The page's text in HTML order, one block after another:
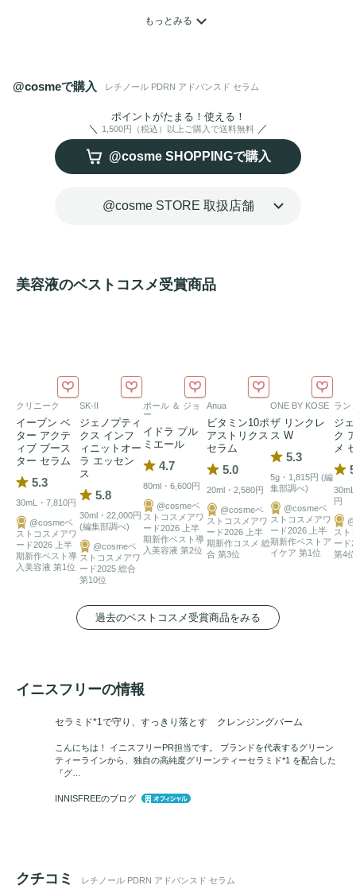
レチノールComplexTM*1 とグリーンティーPDRNTM*2 が角
質層のすみずみに浸透し、たるみ 毛穴にWアプローチ。エイ
ジングサインが気になり始めた肌を、ハリと輝きに満ちた
レス印象肌*3 に導きます。
2. 角質層の表面と内側にWアプローチする　２つの新しいキ
輝きのある肌に導きます。
3. 美容成分80%以上の高濃度 美容液
水の代わりに56％のグリーンティーPDRN*2 を使用、角質層
のすみずみまで浸透し、肌を引き締めます。
を保つ
美容成分*6 による贅沢な保湿効果で、乾燥しにくい潤い肌に
導きます。
4. 肌と環境のことを考えたオリジナル処方
アレルギーテスト*7、ノンコメドジェニックテスト済*8 の
低
刺激処方*9。グリーンティーPDRNTM*2 はヴィーガン処方
レチノール、レチノイン酸ヒドロキシピナコロン、メチレ
こと *4 年齢に応じた肌のケアのこと *5 当社比 *6 ナイアシ
ンアミド、アデノシン、アラントイン、グリチルリチン酸
らないというわけではありません *8 すべての方にコメド( ニ
のもと)ができないというわけではありません *9
テスト済/自社調べ(すべての人に刺激が起こらないというわ
もっとみる
@cosmeで購入 レチノール PDRN アドバンスド セラム
ポイントがたまる！使える！
1,500円（税込）以上ご購入で送料無料
@cosme SHOPPINGで購入
@cosme STORE 取扱店舗
美容液のベストコスメ受賞商品
クリニーク
イーブン ベ
ター アクテ
ィブ ブース
ター セラム
5.3
30mL・7,810円
@cosmeベ
ストコスメアワ
ード2026 上半
期新作ベスト導
入美容液 第1位
SK-II
ジェノプティ
クス インフ
ィニットオー
ラ エッセン
ス
5.8
30ml・22,000円
(編集部調べ)
@cosmeベ
ストコスメアワ
ード2025 総合
第10位
ポール ＆ ジョ
ー
イドラ プル
ミエール
4.7
80ml・6,600円
@cosmeベ
ストコスメアワ
ード2026 上半
期新作ベスト導
入美容液 第2位
Anua
ビタミン10ポ
アストリクス
セラム
5.0
20ml・2,580円
@cosmeベ
ストコスメアワ
ード2026 上半
期新作コスメ 総
合 第3位
ONE BY KOSE
ザ リンクレ
ス W
5.3
5g・1,815円 (編
集部調べ)
@cosmeベ
ストコスメアワ
ード2026 上半
期新作ベストア
イケア 第1位
ラン
ジ
ク
メ
円
スト
ード
第4位
過去のベストコスメ受賞商品をみる
イニスフリーの情報
セラミド*1で守り、すっきり落とす クレンジングバーム
こんにちは！ イニスフリーPR担当です。 ブランドを代表するグリーン
ティーラインから、独自の高純度グリーンティーセラミド*1 を配合した
『グ…
INNISFREEのブログ
クチコミ レチノール PDRN アドバンスド セラム